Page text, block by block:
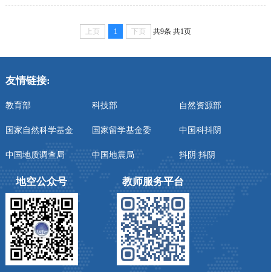
上页 1 下页 共9条 共1页
友情链接:
教育部 科技部 自然资源部
国家自然科学基金 国家留学基金委 中国科抖阴
中国地质调查局 中国地震局 抖阴 抖阴
地空公众号 教师服务平台